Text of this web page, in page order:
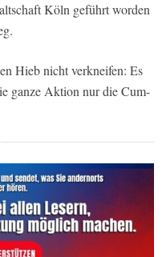
Köln geführt worden
Hieb nicht verkneifen: Es
ganze Aktion nur die Cum-